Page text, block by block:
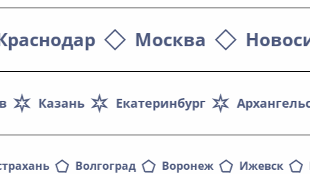
Москва
Екатеринбург
Казань
Волгоград Воронеж Ижевск